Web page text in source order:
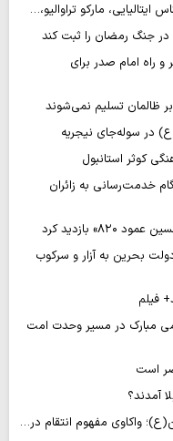
ایتالیایی، مارکو تراوالیو،…
در جنگ رمضان را ثبت کند
راه امام صدر برای
ظالمان تسلیم نمی‌شوند
در سوله‌جای نیجریه
کوثر استانبول
خدمت‌رسانی به زائران
بازدید کرد
بحرین به آزار و سرکوب
فیلم
مبارک در مسیر وحدت امت
است
آمدند؟
واکاوی مفهوم انتقام در…